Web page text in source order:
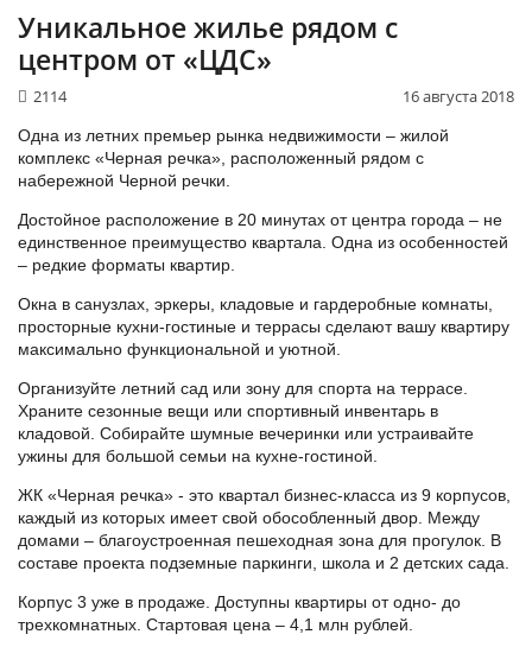
Уникальное жилье рядом с
центром от «ЦДС»
16 августа 2018
2114
Одна из летних премьер рынка недвижимости – жилой
комплекс «Черная речка», расположенный рядом с
набережной Черной речки.
Достойное расположение в 20 минутах от центра города – не
единственное преимущество квартала. Одна из особенностей
– редкие форматы квартир.
Окна в санузлах, эркеры, кладовые и гардеробные комнаты,
просторные кухни-гостиные и террасы сделают вашу квартиру
максимально функциональной и уютной.
Организуйте летний сад или зону для спорта на террасе.
Храните сезонные вещи или спортивный инвентарь в
кладовой. Собирайте шумные вечеринки или устраивайте
ужины для большой семьи на кухне-гостиной.
ЖК «Черная речка» - это квартал бизнес-класса из 9 корпусов,
каждый из которых имеет свой обособленный двор. Между
домами – благоустроенная пешеходная зона для прогулок. В
составе проекта подземные паркинги, школа и 2 детских сада.
Корпус 3 уже в продаже. Доступны квартиры от одно- до
трехкомнатных. Стартовая цена – 4,1 млн рублей.